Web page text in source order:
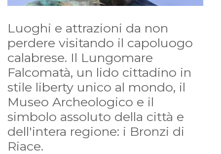
Luoghi e attrazioni da non
perdere visitando il capoluogo
calabrese. Il Lungomare
Falcomatà, un lido cittadino in
stile liberty unico al mondo, il
Museo Archeologico e il
simbolo assoluto della città e
dell'intera regione: i Bronzi di
Riace.